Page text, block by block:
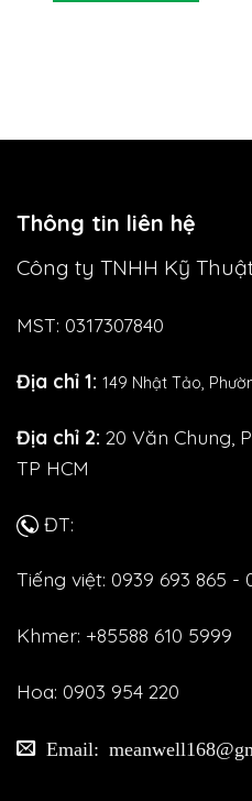
Thông tin liên hệ
Công ty TNHH Kỹ
MST: 0317307840
Địa chỉ 1: 149 Nhật Tảo,
Địa chỉ 2: 20 Văn Chung,
TP HCM
ĐT:
Tiếng việt: 0939 693 865 -
Khmer: +85588 610 5999
Hoa: 0903 954 220
Email: